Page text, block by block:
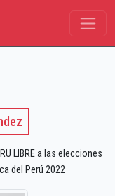
LIBRE a las elecciones
del Perú 2022